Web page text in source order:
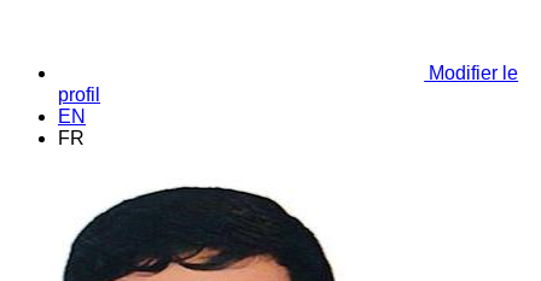
Modifier le
profil
EN
FR